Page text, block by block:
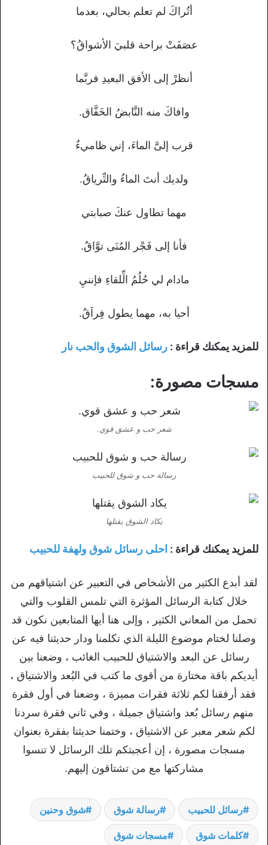
أتُراكَ لم تعلم بحالي، بعدما
عصَفَتْ براحة قلبيَ الأشواقُ؟
أنظرْ إلى الأفق البعيدِ فربَّما
وافاكَ منه النَّابضُ الخَفَّاق.
قرب إلىَّ الماءَ، إني ظاميءٌ
ولديك أنتَ الماءُ والتِّرياقُ.
مهما تطاول عنكَ صبابتي
فأنا إلى فَجْر المُنَى توَّاقُ.
مادام لي حُلُمُ الِّلقاءِ فإننيِ
أحيا به، مهما يطول فِراَقُ.
للمزيد يمكنك قراءة : رسائل الشوق والحب نار
مسجات مصورة:
شعر حب و عشق قوي.
رسالة حب و شوق للحبيب
يكاد الشوق يقتلها
للمزيد يمكنك قراءة : احلى رسائل شوق ولهفة للحبيب
لقد أبدع الكثير من الأشخاص في التعبير عن اشتياقهم من
خلال كتابة الرسائل المؤثرة التي تلمس القلوب والتي
تحمل من المعاني الكثير ، وإلى هنا أيها المتابعين نكون قد
وصلنا لختام موضوع الليلة الذي تكلمنا ودار حديثنا فيه عن
رسائل عن البعد والاشتياق للحبيب الغائب ، وضعنا بين
أيديكم باقة مختارة من أقوى ما كتب في البُعد والاشتياق ،
فقد أرفقنا لكم ثلاثة فقرات مميزة ، وضعنا في أول فقرة
منهم رسائل بُعد واشتياق جميلة ، وفي ثاني فقرة سردنا
لكم شعر معبر عن الاشتياق ، وختمنا حديثنا بفقرة بعنوان
مسجات مصورة ، إن أعجبتكم تلك الرسائل لا تنسوا
مشاركتها مع من تشتاقون إليهم.
رسائل للحبيب رسالة شوق شوق وحنين
كلمات شوق مسجات شوق